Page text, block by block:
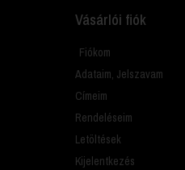
Vásárlói fiók
Fiókom
Adataim, Jelszavam
Címeim
Rendeléseim
Letöltések
Kijelentkezés